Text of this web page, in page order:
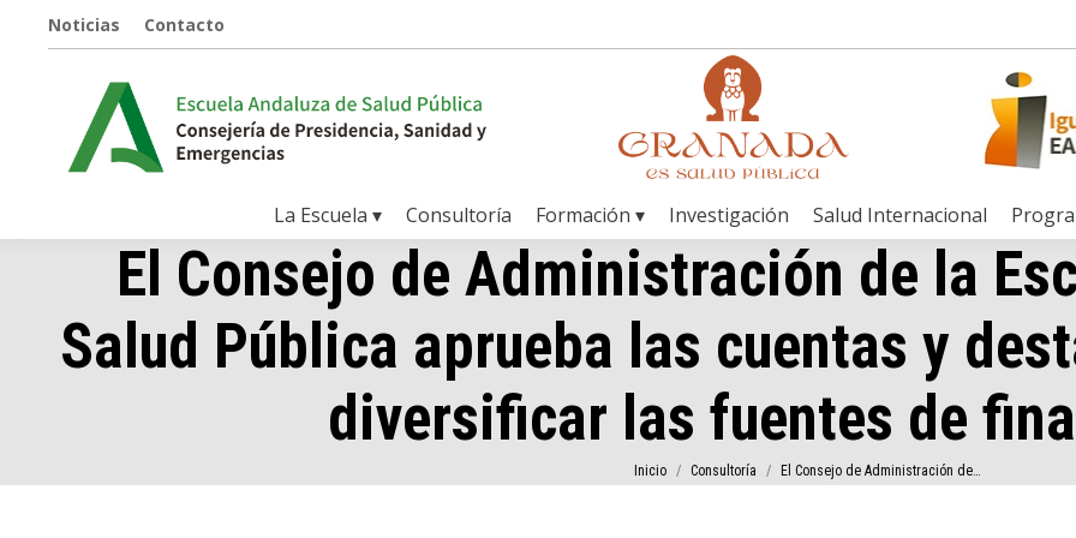
Noticias Contacto
La Escuela ▾ Consultoría Formación ▾ Investigación Salud Internacional
El Consejo de Administración de la
Salud Pública aprueba las cuentas y
diversificar las fuentes de
Estás aquí:
Inicio Consultoría El Consejo de Administración de…